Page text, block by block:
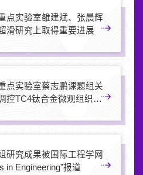
点实验室雒建斌、张晨辉
滑研究上取得重要进展
点实验室蔡志鹏课题组关
控TC4钛合金微观组织的
研究成果被国际工程学网
in Engineering”报道